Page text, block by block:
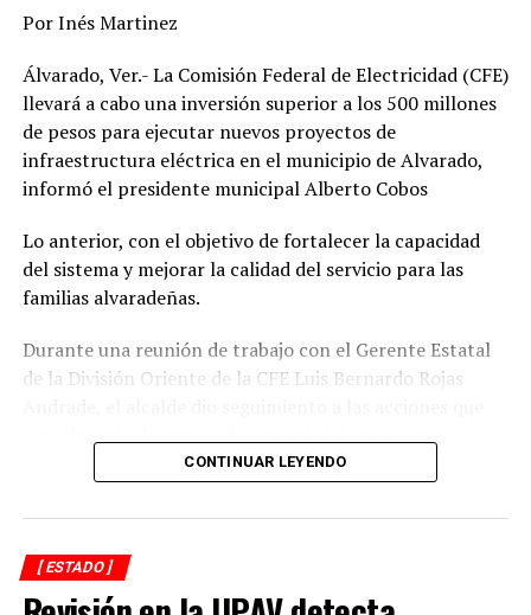
DESPUÉS
Rescatan a 4 jóvenes tras quedar atrapados en el Cofre
de Perote
ANTES
Cuitláhuac rechaza generalización del delito de ultrajes
Por Inés Martinez
Álvarado, Ver.- La Comisión Federal de Electricidad (CFE)
llevará a cabo una inversión superior a los 500 millones
de pesos para ejecutar nuevos proyectos de
infraestructura eléctrica en el municipio de Alvarado,
informó el presidente municipal Alberto Cobos
Lo anterior, con el objetivo de fortalecer la capacidad
del sistema y mejorar la calidad del servicio para las
familias alvaradeñas.
Durante una reunión de trabajo con el Gerente Estatal
de la División Oriente de la CFE Luis Bernardo Rojas
comunidades, colonias y la zona centro de la
mantenimiento, modernización y fortalecimiento de la
red eléctrica.
En ese sentido, el representante de CFE informó que las
CONTINUAR LEYENDO
[ ESTADO ]